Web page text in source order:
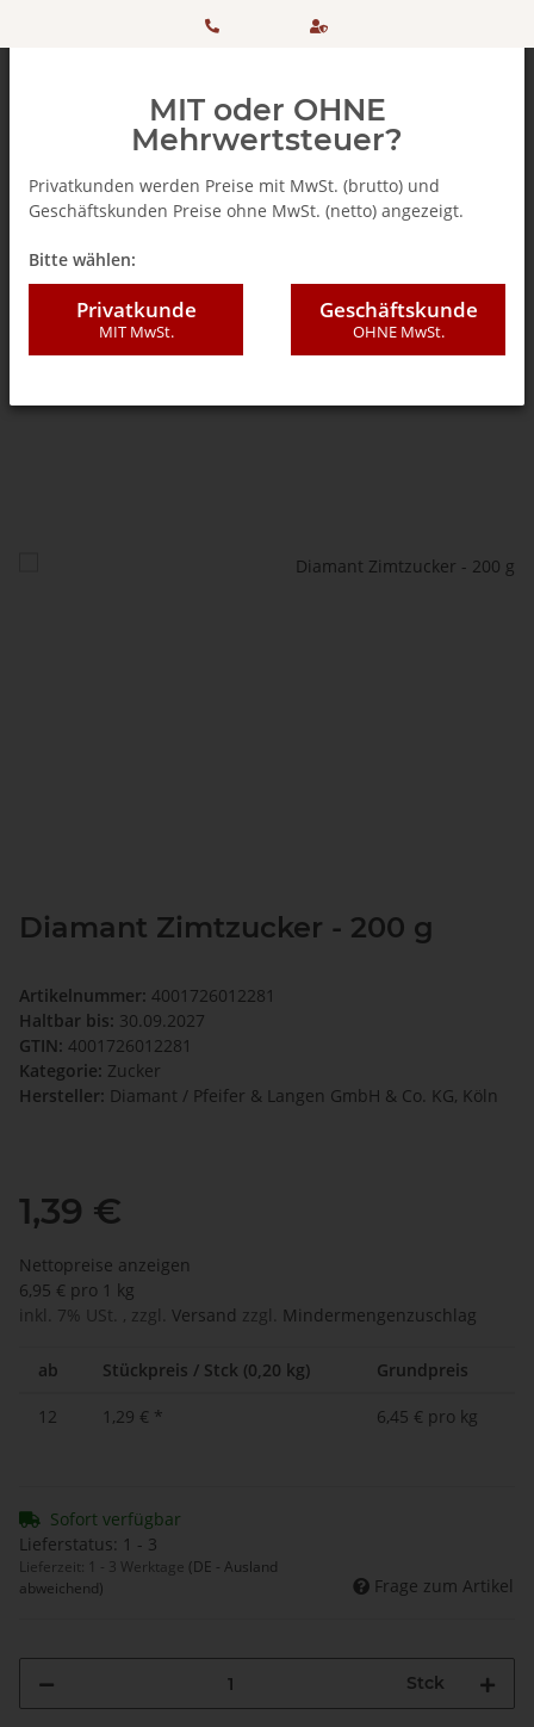
+ 49
506 98
einkaufen
SSL
Diamant Zimtzucker - 200 g
Artikelnummer: 4001726012281
Haltbar bis: 30.09.2027
GTIN: 4001726012281
Kategorie: Zucker
Hersteller: Diamant / Pfeifer & Langen GmbH & Co. KG, Köln
1,39 €
Nettopreise anzeigen
6,95 € pro 1 kg
inkl. 7% USt. , zzgl. Versand zzgl. Mindermengenzuschlag
ab Stückpreis / Stck (0,20 kg) Grundpreis
12 1,29 € * 6,45 € pro kg
Sofort verfügbar
Lieferstatus: 1 - 3
Lieferzeit: 1 - 3 Werktage (DE - Ausland
abweichend)
Frage zum Artikel
Stck
MIT oder OHNE
Mehrwertsteuer?
Privatkunden werden Preise mit MwSt. (brutto) und
Geschäftskunden Preise ohne MwSt. (netto) angezeigt.
Bitte wählen:
Privatkunde
MIT MwSt.
Geschäftskunde
OHNE MwSt.